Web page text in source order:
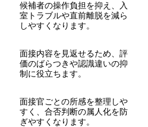
候補者の操作負担を抑え、入
室トラブルや直前離脱を減ら
しやすくなります。
面接内容を見返せるため、評
価のばらつきや認識違いの抑
制に役立ちます。
面接官ごとの所感を整理しや
すく、合否判断の属人化を防
ぎやすくなります。